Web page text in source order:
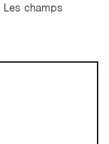
Les champs